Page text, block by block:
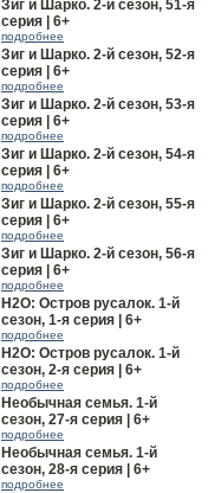
Зиг и Шарко. 2-й сезон, 51-я
серия | 6+
подробнее
Зиг и Шарко. 2-й сезон, 52-я
серия | 6+
подробнее
Зиг и Шарко. 2-й сезон, 53-я
серия | 6+
подробнее
Зиг и Шарко. 2-й сезон, 54-я
серия | 6+
подробнее
Зиг и Шарко. 2-й сезон, 55-я
серия | 6+
подробнее
Зиг и Шарко. 2-й сезон, 56-я
серия | 6+
подробнее
H2O: Остров русалок. 1-й
сезон, 1-я серия | 6+
подробнее
H2O: Остров русалок. 1-й
сезон, 2-я серия | 6+
подробнее
Необычная семья. 1-й
сезон, 27-я серия | 6+
подробнее
Необычная семья. 1-й
сезон, 28-я серия | 6+
подробнее